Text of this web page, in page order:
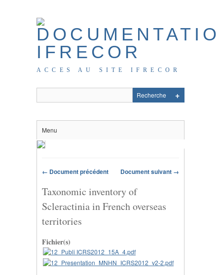
ACCES AU SITE IFRECOR
Menu
← Document précédent Document suivant →
Taxonomic inventory of
Scleractinia in French overseas
territories
Fichier(s)